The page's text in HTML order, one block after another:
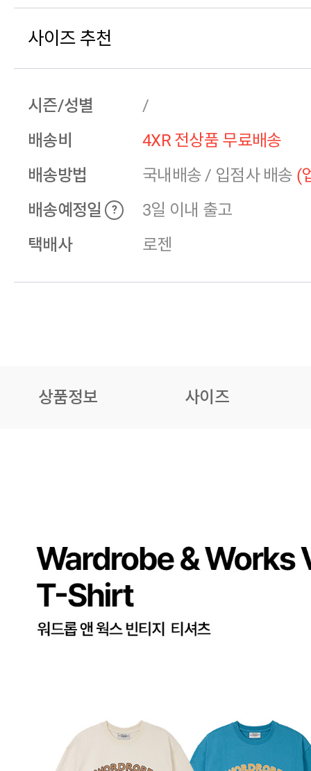
사이즈 추천
시즌/성별
/
배송비
4XR 전상품 무료배송
배송방법
국내배송 / 입점사 배송 (
배송예정일
?
3일 이내 출고
택배사
로젠
상품정보 사이즈